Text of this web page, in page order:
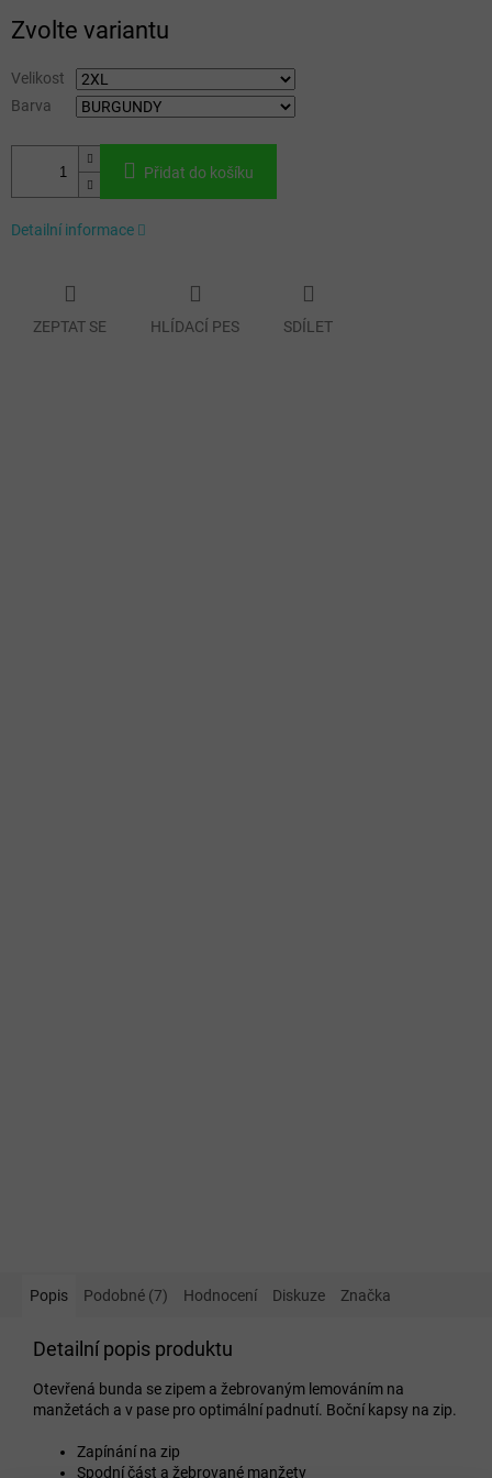
cena:
Zvolte variantu
Velikost
Barva
Přidat do košíku
Detailní informace
ZEPTAT SE HLÍDACÍ PES SDÍLET
Popis Podobné (7) Hodnocení Diskuze Značka
Detailní popis produktu
Otevřená bunda se zipem a žebrovaným lemováním na
manžetách a v pase pro optimální padnutí. Boční kapsy na zip.
Zapínání na zip
Spodní část a žebrované manžety